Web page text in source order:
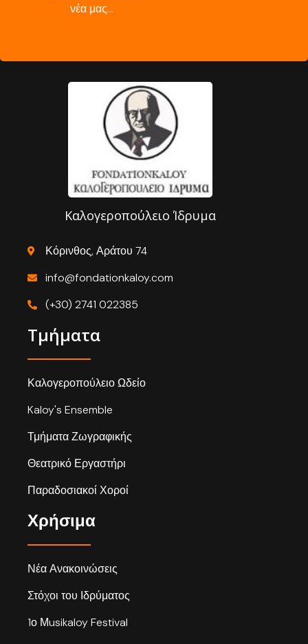
νέα μας…
Καλογεροπούλειο Ίδρυμα
Κόρινθος, Αράτου 74
info@fondationkaloy.com
(+30) 2741 022385
Τμήματα
Καλογεροπούλειο Ωδείο
Kaloy's Ensemble
Τμήματα Ζωγραφικής
Θεατρικό Εργαστήρι
Παραδοσιακοί Χοροί
Χρήσιμα
Νέα Ανακοινώσεις
Στόχοι του Ιδρύματος
1ο Μusikaloy Festival